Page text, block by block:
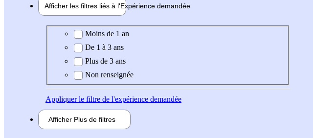
Afficher les filtres liés à l'Expérience demandée
Expérience demandée
Moins de 1 an
De 1 à 3 ans
Plus de 3 ans
Non renseignée
Appliquerle filtre de l'expérience demandée
Afficher Plus de filtres